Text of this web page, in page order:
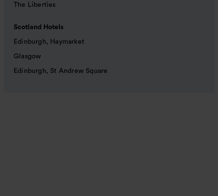
The Liberties
Scotland Hotels
Edinburgh, Haymarket
Glasgow
Edinburgh, St Andrew Square